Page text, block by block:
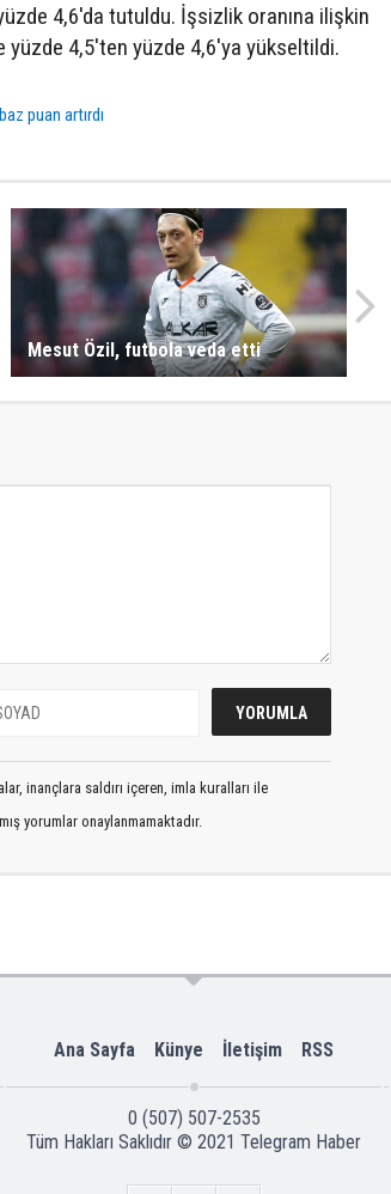
4,6'da tutuldu. İşsizlik oranına ilişkin
yüzde 4,5'ten yüzde 4,6'ya yükseltildi.
puan artırdı
Mesut Özil, futbola veda etti
inançlara saldırı içeren, imla kuralları ile
yorumlar onaylanmamaktadır.
Ana Sayfa Künye İletişim RSS
0 (507) 507-2535
Tüm Hakları Saklıdır © 2021 Telegram Haber